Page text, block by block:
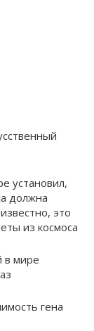
установил,
должна
это
из космоса
в мире
гена